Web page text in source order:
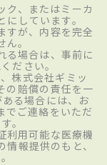
ク、またはミーカ
しています。
すが、内容を完全
。
る場合は、事前に
ださい。
株式会社ギミッ
の賠償の責任を一
る場合には、お
でご連絡をいただ
。
利用可能な医療機
報提供のもと、